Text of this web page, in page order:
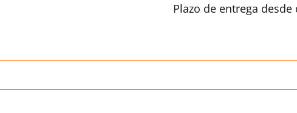
Plazo de entrega